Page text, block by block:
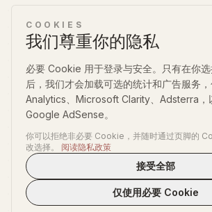
COOKIES
我们尊重你的隐私
必要 Cookie 用于登录与安全。只有在你选
后，我们才会加载可选的统计和广告服务
Analytics、Microsoft Clarity、Adsterra，
Google AdSense。
你可以拒绝非必要 Cookie，并随时通过页脚的
改选择。
阅读隐私政策
接受全部
仅使用必要 Cookie